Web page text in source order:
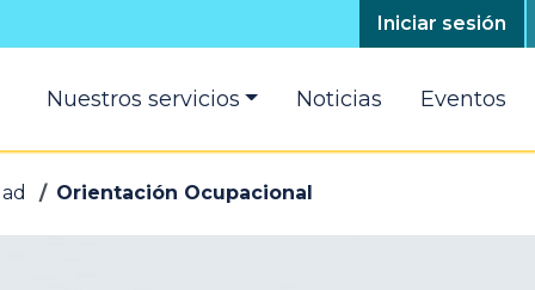
Top
menú
Iniciar sesión
navigation
Nuestros servicios Noticias Eventos
Orientación Ocupacional